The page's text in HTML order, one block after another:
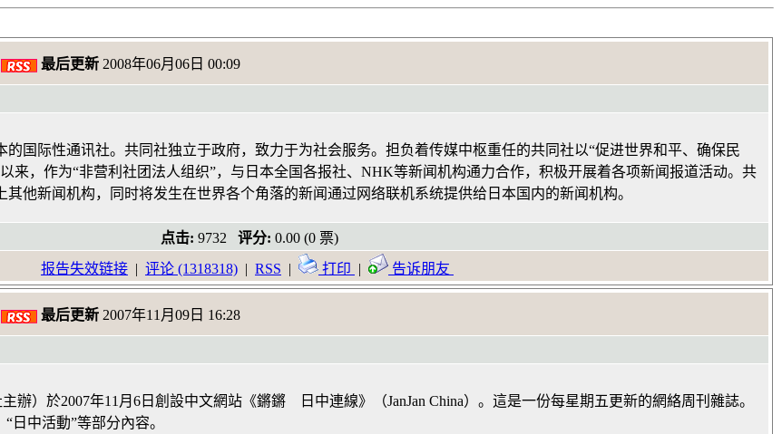
最后更新 2008年06月06日 00:09
国际性通讯社。共同社独立于政府，致力于为社会服务。担负着传媒中枢重任的共同社以“促进世界和平、确保民
来，作为“非营利社团法人组织”，与日本全国各报社、NHK等新闻机构通力合作，积极开展着各项新闻报道活动。共
他新闻机构，同时将发生在世界各个角落的新闻通过网络联机系统提供给日本国内的新闻机构。
点击: 9732 评分: 0.00 (0 票)
报告失效链接 | 评论 (1318318) | RSS | 打印 | 告诉朋友
最后更新 2007年11月09日 16:28
辦）於2007年11月6日創設中文網站《鏘鏘 日中連線》（JanJan China）。這是一份每星期五更新的網絡周刊雜誌。
日中活動”等部分內容。